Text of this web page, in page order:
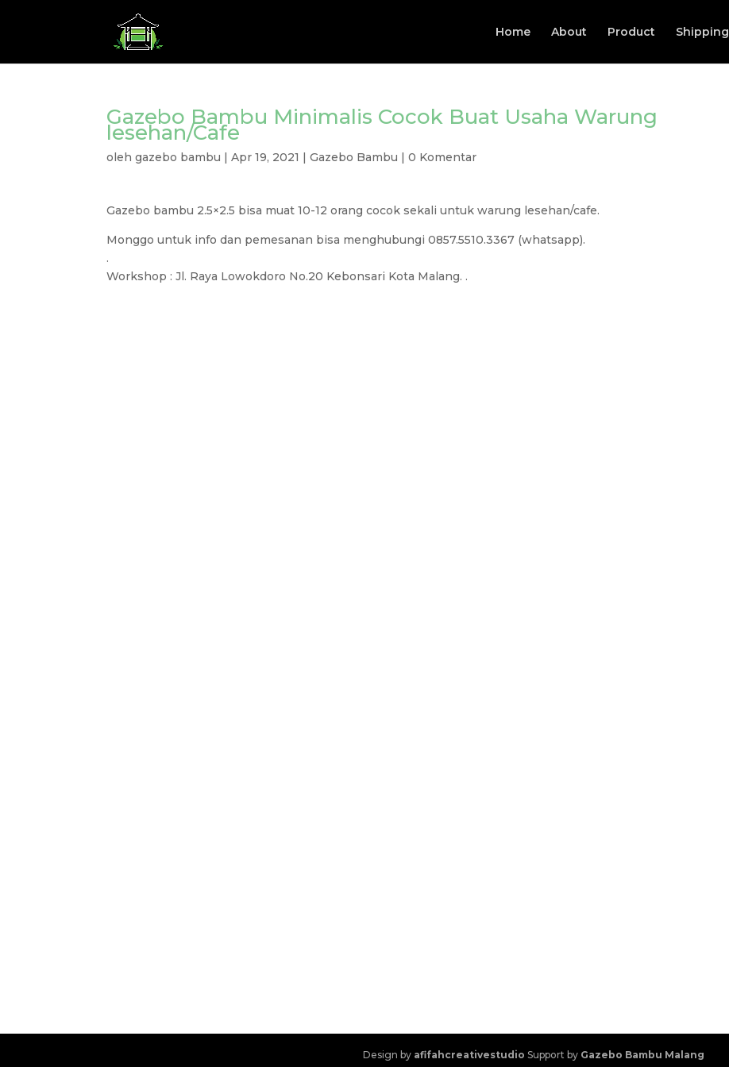
Home About Product Shipping
Gazebo Bambu Minimalis Cocok Buat Usaha Warung
lesehan/Cafe
olehgazebo bambu |Apr 19, 2021 |Gazebo Bambu |0 Komentar
Gazebo bambu 2.5×2.5 bisa muat 10-12 orang cocok sekali untuk warung lesehan/cafe.
Monggo untuk info dan pemesanan bisa menghubungi 0857.5510.3367 (whatsapp).
.
Workshop : Jl. Raya Lowokdoro No.20 Kebonsari Kota Malang. .
Design by afifahcreativestudio Support by Gazebo Bambu Malang